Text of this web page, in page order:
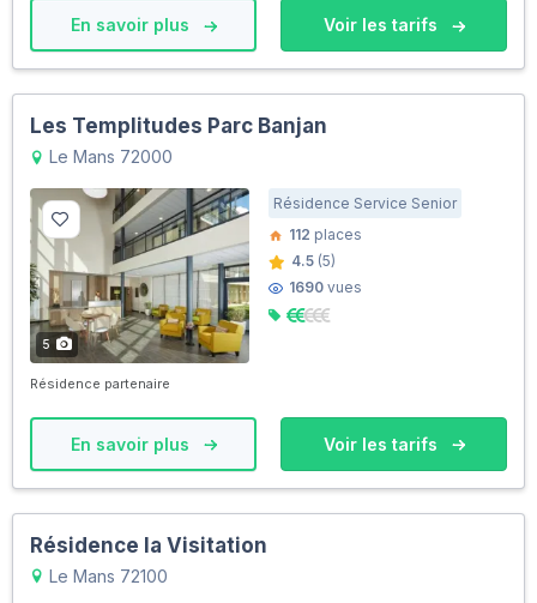
En savoir plus Voir les tarifs
Les Templitudes Parc Banjan
Le Mans 72000
5
Résidence Service Senior
112 places
4.5 (5)
1690 vues
Résidence partenaire
En savoir plus Voir les tarifs
Résidence la Visitation
Le Mans 72100